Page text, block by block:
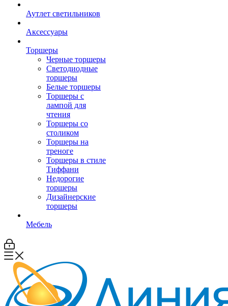
Аутлет светильников
Аксессуары
Торшеры
Черные торшеры
Светодиодные
торшеры
Белые торшеры
Торшеры с
лампой для
чтения
Торшеры со
столиком
Торшеры на
треноге
Торшеры в стиле
Тиффани
Недорогие
торшеры
Дизайнерские
торшеры
Мебель